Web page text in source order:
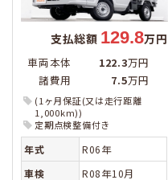
支払総額 129.8万円
車両本体 122.3万円
諸費用
7.5万円
(1ヶ月保証(又は走行距離
1,000km))
定期点検整備付き
年式
R06年
車検
R08年10月